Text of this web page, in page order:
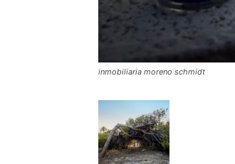
inmobiliaria moreno schmidt